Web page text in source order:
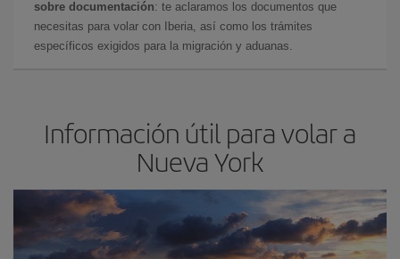
sobre documentación: te aclaramos los documentos que
necesitas para volar con Iberia, así como los trámites
específicos exigidos para la migración y aduanas.
Información útil para volar a
Nueva York